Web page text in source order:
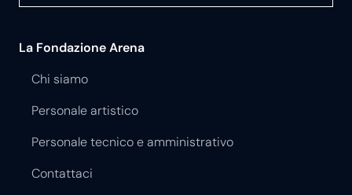
La Fondazione Arena
Chi siamo
Personale artistico
Personale tecnico e amministrativo
Contattaci